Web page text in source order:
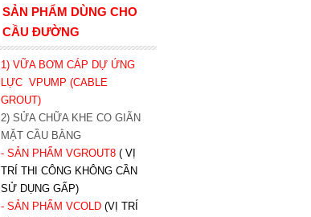
SẢN PHẨM DÙNG CHO
CẦU ĐƯỜNG
1) VỮA BƠM CÁP DỰ ỨNG
LỰC VPUMP (CABLE
GROUT)
2) SỬA CHỮA KHE CO GIÃN
MẶT CẦU BẰNG
- SẢN PHẨM VGROUT8 ( VỊ
TRÍ THI CÔNG KHÔNG CẦN
SỬ DỤNG GẤP)
- SẢN PHẨM VCOLD (VỊ TRÍ